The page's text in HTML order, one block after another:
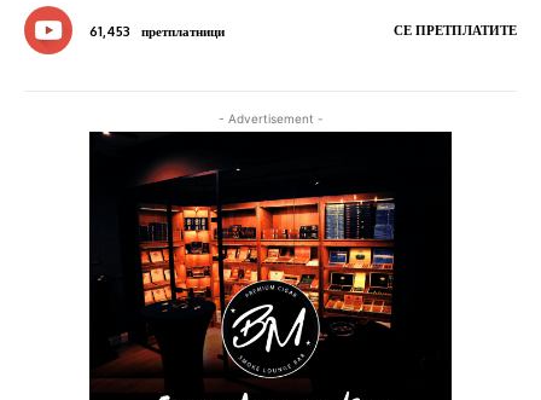
61,453 претплатници СЕ ПРЕТПЛАТИТЕ
- Advertisement -